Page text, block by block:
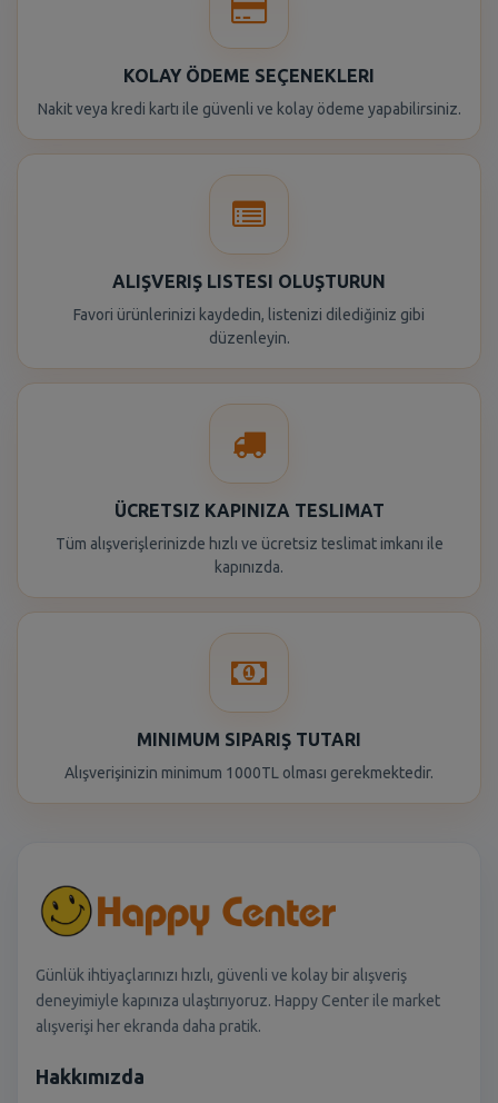
KOLAY ÖDEME SEÇENEKLERI
Nakit veya kredi kartı ile güvenli ve kolay ödeme yapabilirsiniz.
ALIŞVERIŞ LISTESI OLUŞTURUN
Favori ürünlerinizi kaydedin, listenizi dilediğiniz gibi
düzenleyin.
ÜCRETSIZ KAPINIZA TESLIMAT
Tüm alışverişlerinizde hızlı ve ücretsiz teslimat imkanı ile
kapınızda.
MINIMUM SIPARIŞ TUTARI
Alışverişinizin minimum 1000TL olması gerekmektedir.
Günlük ihtiyaçlarınızı hızlı, güvenli ve kolay bir alışveriş
deneyimiyle kapınıza ulaştırıyoruz. Happy Center ile market
alışverişi her ekranda daha pratik.
Hakkımızda